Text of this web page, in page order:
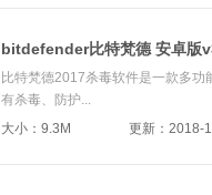
bitdefender比特梵德 安卓版
比特梵德2017杀毒软件是一款多
有杀毒、防护...
大小：9.3M 更新：2018-